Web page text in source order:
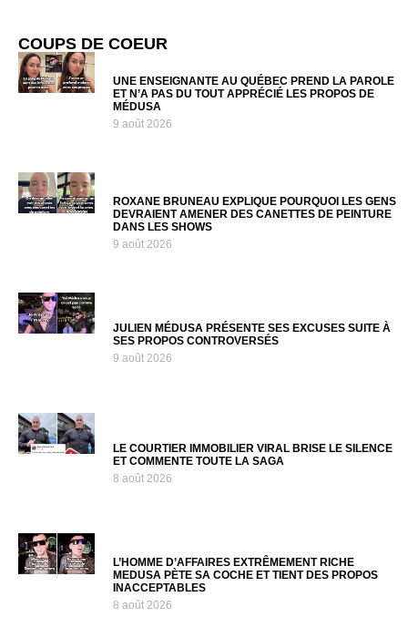
COUPS DE COEUR
UNE ENSEIGNANTE AU QUÉBEC PREND LA PAROLE
ET N’A PAS DU TOUT APPRÉCIÉ LES PROPOS DE
MÉDUSA
9 août 2026
ROXANE BRUNEAU EXPLIQUE POURQUOI LES GENS
DEVRAIENT AMENER DES CANETTES DE PEINTURE
DANS LES SHOWS
9 août 2026
JULIEN MÉDUSA PRÉSENTE SES EXCUSES SUITE À
SES PROPOS CONTROVERSÉS
9 août 2026
LE COURTIER IMMOBILIER VIRAL BRISE LE SILENCE
ET COMMENTE TOUTE LA SAGA
8 août 2026
L’HOMME D’AFFAIRES EXTRÊMEMENT RICHE
MEDUSA PÈTE SA COCHE ET TIENT DES PROPOS
INACCEPTABLES
8 août 2026